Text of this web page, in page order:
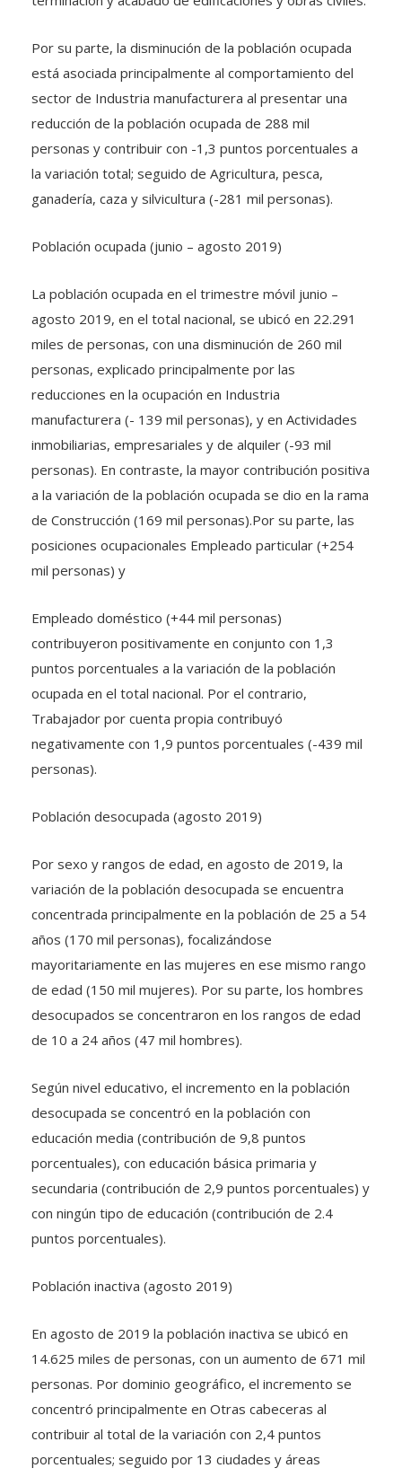
está asociada principalmente al comportamiento del
sector de Industria manufacturera al presentar una
reducción de la población ocupada de 288 mil
personas y contribuir con -1,3 puntos porcentuales a
la variación total; seguido de Agricultura, pesca,
ganadería, caza y silvicultura (-281 mil personas).
agosto 2019, en el total nacional, se ubicó en 22.291
miles de personas, con una disminución de 260 mil
personas, explicado principalmente por las
reducciones en la ocupación en Industria
manufacturera (- 139 mil personas), y en Actividades
inmobiliarias, empresariales y de alquiler (-93 mil
personas). En contraste, la mayor contribución positiva
a la variación de la población ocupada se dio en la rama
de Construcción (169 mil personas).Por su parte, las
posiciones ocupacionales Empleado particular (+254
mil personas) y
contribuyeron positivamente en conjunto con 1,3
puntos porcentuales a la variación de la población
ocupada en el total nacional. Por el contrario,
Trabajador por cuenta propia contribuyó
negativamente con 1,9 puntos porcentuales (-439 mil
personas).
variación de la población desocupada se encuentra
concentrada principalmente en la población de 25 a 54
años (170 mil personas), focalizándose
mayoritariamente en las mujeres en ese mismo rango
de edad (150 mil mujeres). Por su parte, los hombres
desocupados se concentraron en los rangos de edad
de 10 a 24 años (47 mil hombres).
desocupada se concentró en la población con
educación media (contribución de 9,8 puntos
porcentuales), con educación básica primaria y
secundaria (contribución de 2,9 puntos porcentuales) y
con ningún tipo de educación (contribución de 2.4
puntos porcentuales).
14.625 miles de personas, con un aumento de 671 mil
personas. Por dominio geográfico, el incremento se
concentró principalmente en Otras cabeceras al
contribuir al total de la variación con 2,4 puntos
porcentuales; seguido por 13 ciudades y áreas
metropolitanas (2,5%), con una contribución de 1,1 p.p.